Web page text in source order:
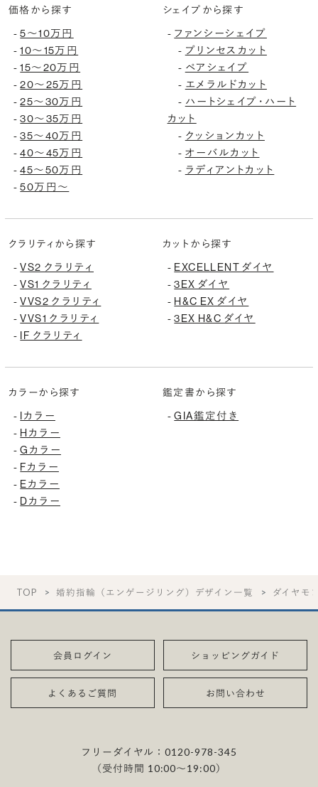
価格から探す
-5〜10万円
-10〜15万円
-15〜20万円
-20〜25万円
-25〜30万円
-30〜35万円
-35〜40万円
-40〜45万円
-45〜50万円
-50万円〜
シェイプから探す
- ファンシーシェイプ
- プリンセスカット
- ペアシェイプ
- エメラルドカット
- ハートシェイプ・ハート
カット
- クッションカット
- オーバルカット
- ラディアントカット
クラリティから探す
-VS2 クラリティ
-VS1 クラリティ
-VVS2 クラリティ
-VVS1 クラリティ
-
IF クラリティ
カットから探す
- EXCELLENT ダイヤ
-3EX ダイヤ
- H&C EX ダイヤ
-3EX H&C ダイヤ
カラーから探す
-
Iカラー
- Hカラー
-Gカラー
- Fカラー
- Eカラー
- Dカラー
鑑定書から探す
-GIA鑑定付き
TOP 婚約指輪（エンゲージリング）デザイン一覧 ダイヤモ
会員ログイン ショッピングガイド
よくあるご質問 お問い合わせ
フリーダイヤル：0120-978-345
（受付時間 10:00〜19:00）